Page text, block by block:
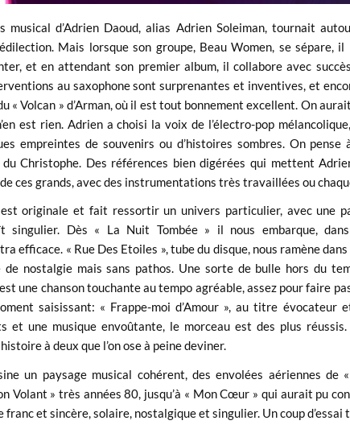
musical d’Adrien Daoud, alias Adrien Soleiman, tournait
Mais lorsque son groupe, Beau Women, se sépare,
et en attendant son premier album, il collabore avec
au saxophone sont surprenantes et inventives, et
« Volcan » d’Arman, où il est tout bonnement excellent. On
est rien. Adrien a choisi la voix de l’électro-pop
empreintes de souvenirs ou d’histoires sombres. On
Christophe. Des références bien digérées qui mettent
ces grands, avec des instrumentations très travaillées ou
est originale et fait ressortir un univers particulier, avec une
singulier. Dès « La Nuit Tombée » il nous embarque,
efficace. « Rue Des Etoiles », tube du disque, nous ramène
de nostalgie mais sans pathos. Une sorte de bulle hors du
une chanson touchante au tempo agréable, assez pour faire
saisissant: « Frappe-moi d’Amour », au titre évocateur
et une musique envoûtante, le morceau est des plus
à deux que l’on ose à peine deviner.
un paysage musical cohérent, des envolées aériennes de
Volant » très années 80, jusqu’à « Mon Cœur » qui aurait pu
franc et sincère, solaire, nostalgique et singulier. Un coup